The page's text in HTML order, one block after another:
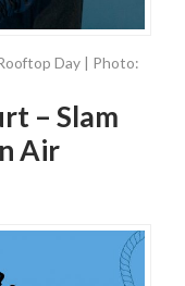
Day | Photo:
– Slam
Air